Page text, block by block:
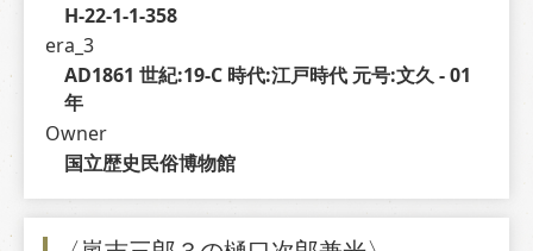
H-22-1-1-358
era_3
AD1861 世紀:19-C 時代:江戸時代 元号:文久 - 01
年
Owner
国立歴史民俗博物館